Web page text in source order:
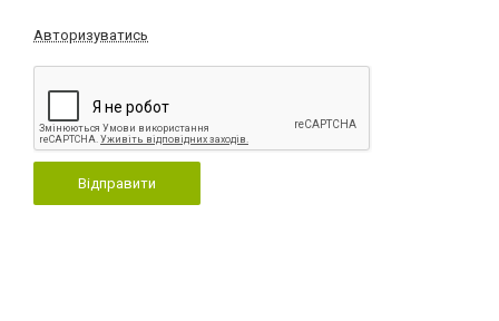
Авторизуватись
Відправити